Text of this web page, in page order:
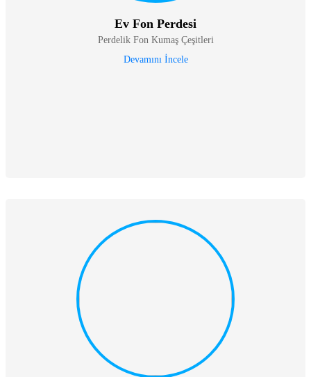
Ev Fon Perdesi
Perdelik Fon Kumaş Çeşitleri
Devamını İncele